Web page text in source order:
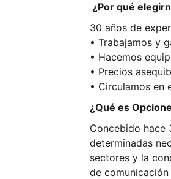
¿Por qué
30 años de
• Trabajamos y
• Hacemos
• Precios
• Circulamos en
¿Qué es
Concebido hace
determinadas
sectores y la
de